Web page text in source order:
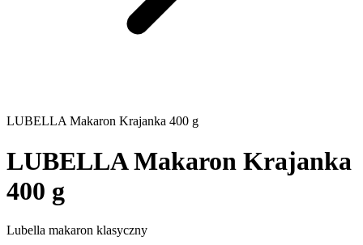
LUBELLA Makaron Krajanka 400 g
LUBELLA Makaron Krajanka
400 g
Lubella makaron klasyczny